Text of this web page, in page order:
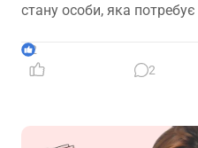
стану особи, яка
2
2